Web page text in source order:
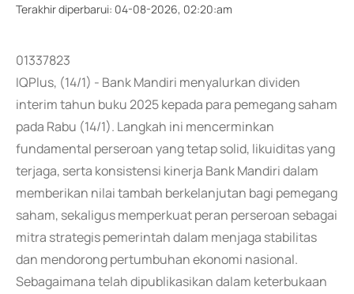
Terakhir diperbarui: 04-08-2026, 02:20:am
01337823
IQPlus, (14/1) - Bank Mandiri menyalurkan dividen
interim tahun buku 2025 kepada para pemegang saham
pada Rabu (14/1). Langkah ini mencerminkan
fundamental perseroan yang tetap solid, likuiditas yang
terjaga, serta konsistensi kinerja Bank Mandiri dalam
memberikan nilai tambah berkelanjutan bagi pemegang
saham, sekaligus memperkuat peran perseroan sebagai
mitra strategis pemerintah dalam menjaga stabilitas
dan mendorong pertumbuhan ekonomi nasional.
Sebagaimana telah dipublikasikan dalam keterbukaan